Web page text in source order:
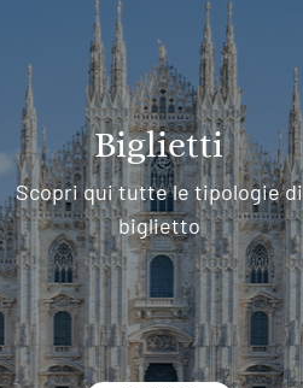
Biglietti
Scopri qui tutte le tipologie di
biglietto